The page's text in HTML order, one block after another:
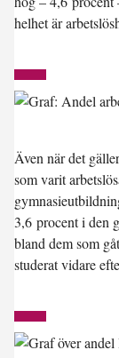
helhet är
Även när det
som varit
3,6 procent i den
bland dem som
studerat vidare